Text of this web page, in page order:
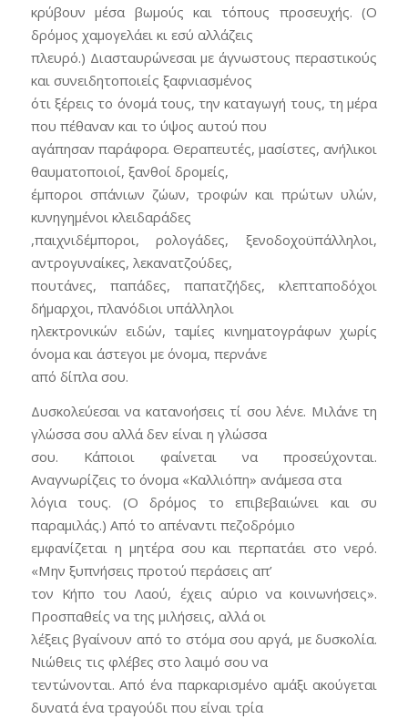
κρύβουν μέσα βωμούς και τόπους προσευχής. (Ο
δρόμος χαμογελάει κι εσύ αλλάζεις
πλευρό.) Διασταυρώνεσαι με άγνωστους περαστικούς
και συνειδητοποιείς ξαφνιασμένος
ότι ξέρεις το όνομά τους, την καταγωγή τους, τη μέρα
που πέθαναν και το ύψος αυτού που
αγάπησαν παράφορα. Θεραπευτές, μασίστες, ανήλικοι
θαυματοποιοί, ξανθοί δρομείς,
έμποροι σπάνιων ζώων, τροφών και πρώτων υλών,
κυνηγημένοι κλειδαράδες
,παιχνιδέμποροι, ρολογάδες, ξενοδοχοϋπάλληλοι,
αντρογυναίκες, λεκανατζούδες,
πουτάνες, παπάδες, παπατζήδες, κλεπταποδόχοι
δήμαρχοι, πλανόδιοι υπάλληλοι
ηλεκτρονικών ειδών, ταμίες κινηματογράφων χωρίς
όνομα και άστεγοι με όνομα, περνάνε
από δίπλα σου.
Δυσκολεύεσαι να κατανοήσεις τί σου λένε. Μιλάνε τη
γλώσσα σου αλλά δεν είναι η γλώσσα
σου. Κάποιοι φαίνεται να προσεύχονται.
Αναγνωρίζεις το όνομα «Καλλιόπη» ανάμεσα στα
λόγια τους. (Ο δρόμος το επιβεβαιώνει και συ
παραμιλάς.) Από το απέναντι πεζοδρόμιο
εμφανίζεται η μητέρα σου και περπατάει στο νερό.
«Μην ξυπνήσεις προτού περάσεις απ’
τον Κήπο του Λαού, έχεις αύριο να κοινωνήσεις».
Προσπαθείς να της μιλήσεις, αλλά οι
λέξεις βγαίνουν από το στόμα σου αργά, με δυσκολία.
Νιώθεις τις φλέβες στο λαιμό σου να
τεντώνονται. Από ένα παρκαρισμένο αμάξι ακούγεται
δυνατά ένα τραγούδι που είναι τρία